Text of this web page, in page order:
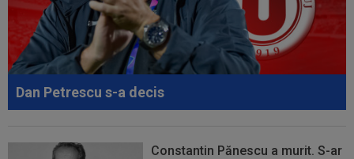
00:01 EXCLUSIV
Folha, OUT de la CFR Cluj după
dezastrul cu Tromso! ”Îi dau afară pe toți!”...
23:55 EXCLUSIV
Gigi Becali: ”Hai să-ți spun ce face
Mihai Stoica. E prima oară când o zic”
Dan Petrescu s-a decis
Constantin Pănescu a murit. S-ar